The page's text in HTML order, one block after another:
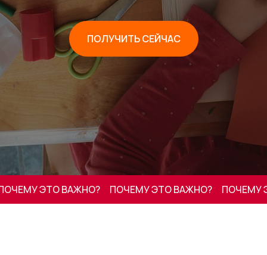
ПОЛУЧИТЬ СЕЙЧАС
ЭТО ВАЖНО? ПОЧЕМУ ЭТО ВАЖНО? ПОЧЕМУ